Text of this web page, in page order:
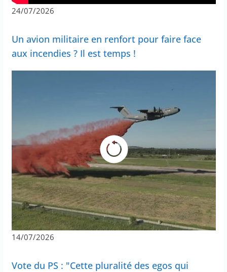
24/07/2026
Un avion militaire en renfort pour faire face
aux incendies ? Il est temps !
14/07/2026
Vote du PS : "Cette pluralité des egos qui